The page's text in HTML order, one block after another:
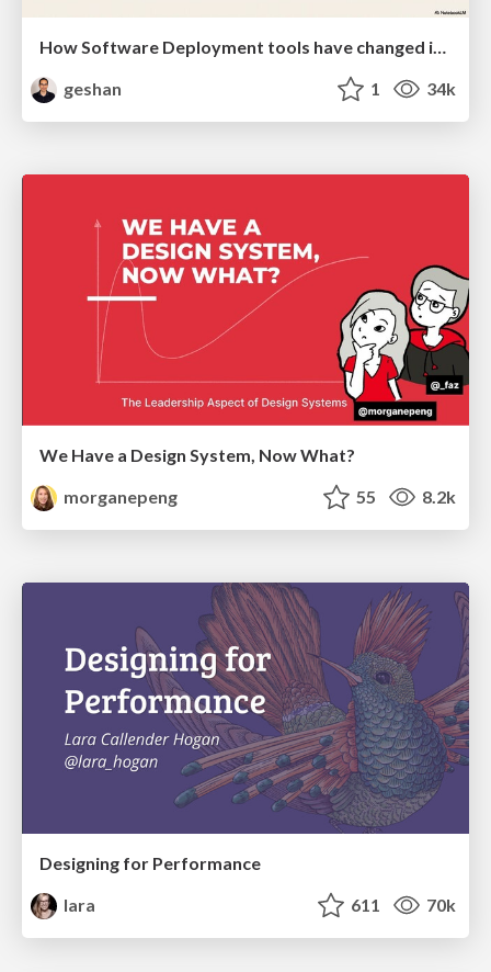
geshan
1 34k
We Have a Design System, Now What?
morganepeng
55 8.2k
Designing for Performance
lara
611 70k